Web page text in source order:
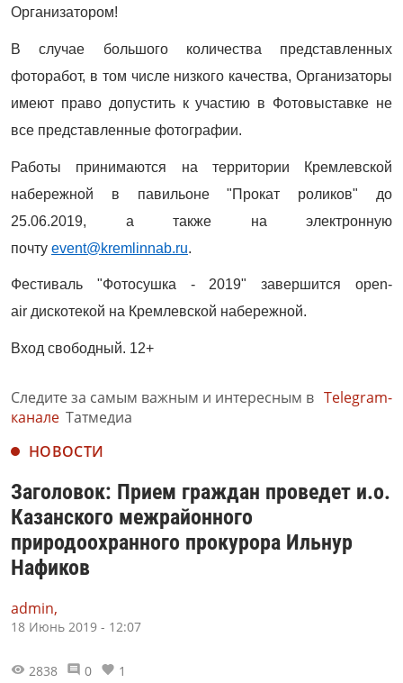
Организатором!
В случае большого количества представленных
фоторабот, в том числе низкого качества, Организаторы
имеют право допустить к участию в Фотовыставке не
все представленные фотографии.
Работы принимаются на территории Кремлевской
набережной в павильоне "Прокат роликов" до
25.06.2019, а также на электронную
почту event@kremlinnab.ru.
Фестиваль "Фотосушка - 2019" завершится open-
air дискотекой на Кремлевской набережной.
Вход свободный. 12+
Следите за самым важным и интересным в Telegram-
канале Татмедиа
НОВОСТИ
Заголовок: Прием граждан проведет и.о.
Казанского межрайонного
природоохранного прокурора Ильнур
Нафиков
admin,
18 Июнь 2019 - 12:07
2838 0 1